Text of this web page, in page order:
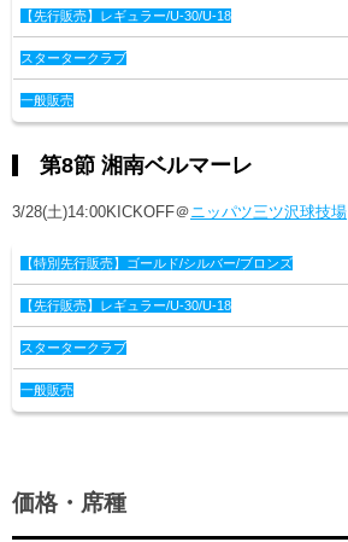
【先行販売】レギュラー/U-30/U-18
スタータークラブ
一般販売
第8節 湘南ベルマーレ
3/28(土)14:00KICKOFF＠ ニッパツ三ツ沢球技場
【特別先行販売】 ゴールド/シルバー/ブロンズ
【先行販売】レギュラー/U-30/U-18
スタータークラブ
一般販売
価格・席種